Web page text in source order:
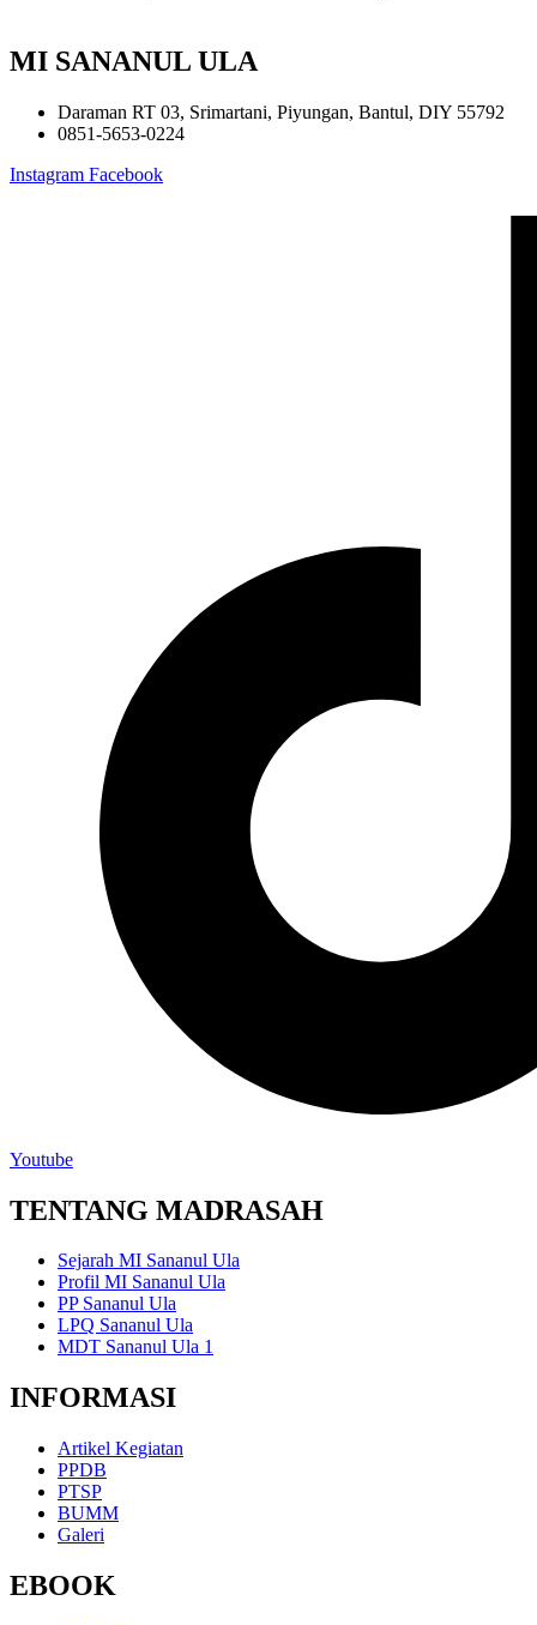
MI SANANUL ULA
Daraman RT 03, Srimartani, Piyungan, Bantul, DIY 55792
0851-5653-0224
Instagram Facebook
Youtube
TENTANG MADRASAH
Sejarah MI Sananul Ula
Profil MI Sananul Ula
PP Sananul Ula
LPQ Sananul Ula
MDT Sananul Ula 1
INFORMASI
Artikel Kegiatan
PPDB
PTSP
BUMM
Galeri
EBOOK